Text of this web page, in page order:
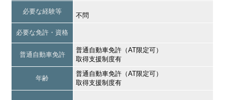
必要な経験等
不問
必要な免許・資格
普通自動車免許
普通自動車免許（AT限定可）
取得支援制度有
年齢
普通自動車免許（AT限定可）
取得支援制度有